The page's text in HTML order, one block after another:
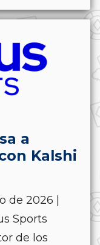
a
Kalshi
de 2026 |
Sports
de los